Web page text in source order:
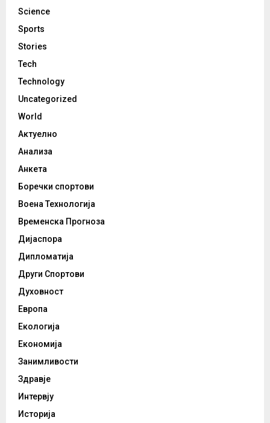
Science
Sports
Stories
Tech
Technology
Uncategorized
World
Актуелно
Анализа
Анкета
Боречки спортови
Воена Технологија
Временска Прогноза
Дијаспора
Дипломатија
Други Спортови
Духовност
Европа
Екологија
Економија
Занимливости
Здравје
Интервју
Историја